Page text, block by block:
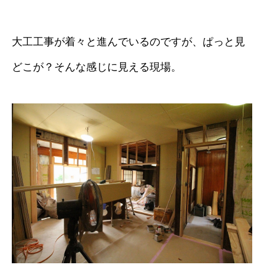
大工工事が着々と進んでいるのですが、ぱっと見
どこが？そんな感じに見える現場。